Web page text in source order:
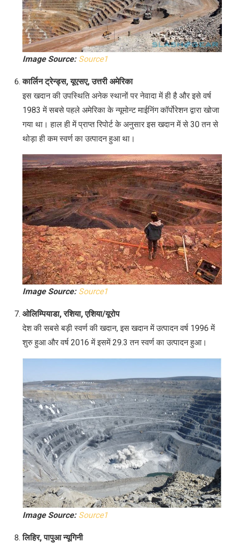
Image Source: Source1
कार्लिन ट्रेन्ड्स, यूएसए, उत्तरी अमेरिका
इस खदान की उपस्थिति अनेक स्थानों पर नेवादा में ही है और इसे वर्ष
1983 में सबसे पहले अमेरिका के न्यूमोन्ट माईनिंग कॉर्पोरेशन द्वारा खोजा
गया था। हाल ही में प्राप्त रिपोर्ट के अनुसार इस खदान में से 30 तन से
थोड़ा ही कम स्वर्ण का उत्पादन हुआ था।
Image Source: Source1
ओलिम्पियाडा, रशिया, एशिया/यूरोप
देश की सबसे बड़ी स्वर्ण की खदान, इस खदान में उत्पादन वर्ष 1996 में
शुरु हुआ और वर्ष 2016 में इसमें 29.3 तन स्वर्ण का उत्पादन हुआ।
Image Source: Source1
लिहिर, पापुआ न्यूगिनी